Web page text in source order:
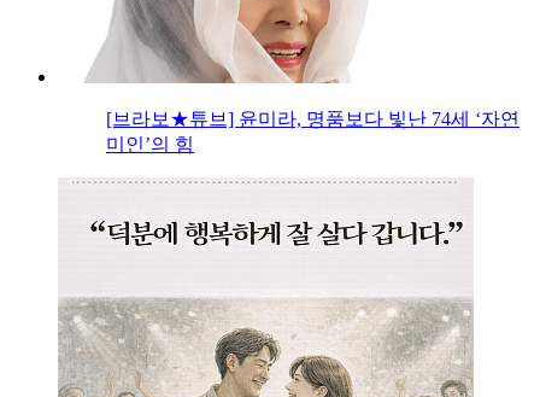
[브라보★튜브] 윤미라, 명품보다 빛난 74세 ‘자연
미인’의 힘